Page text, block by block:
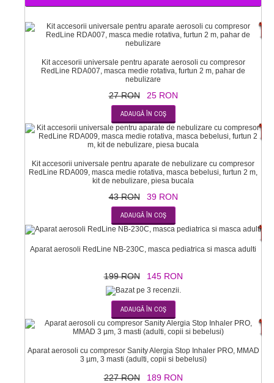
Kit accesorii universale pentru aparate aerosoli cu compresor
RedLine RDA007, masca medie rotativa, furtun 2 m, pahar de
nebulizare
27 RON 25 RON
Kit accesorii universale pentru aparate de nebulizare cu compresor
RedLine RDA009, masca medie rotativa, masca bebelusi, furtun 2 m,
kit de nebulizare, piesa bucala
43 RON 39 RON
Aparat aerosoli RedLine NB-230C, masca pediatrica si masca adulti
199 RON 145 RON
Aparat aerosoli cu compresor Sanity Alergia Stop Inhaler PRO, MMAD
3 µm, 3 masti (adulti, copii si bebelusi)
227 RON 189 RON